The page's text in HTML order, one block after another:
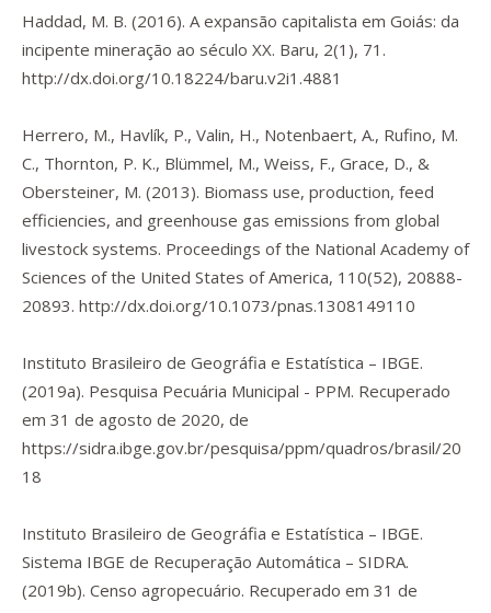
Haddad, M. B. (2016). A expansão capitalista em Goiás: da
incipente mineração ao século XX. Baru, 2(1), 71.
http://dx.doi.org/10.18224/baru.v2i1.4881
Herrero, M., Havlík, P., Valin, H., Notenbaert, A., Rufino, M.
C., Thornton, P. K., Blümmel, M., Weiss, F., Grace, D., &
Obersteiner, M. (2013). Biomass use, production, feed
efficiencies, and greenhouse gas emissions from global
livestock systems. Proceedings of the National Academy of
Sciences of the United States of America, 110(52), 20888-
20893. http://dx.doi.org/10.1073/pnas.1308149110
Instituto Brasileiro de Geográfia e Estatística – IBGE.
(2019a). Pesquisa Pecuária Municipal - PPM. Recuperado
em 31 de agosto de 2020, de
https://sidra.ibge.gov.br/pesquisa/ppm/quadros/brasil/20
18
Instituto Brasileiro de Geográfia e Estatística – IBGE.
Sistema IBGE de Recuperação Automática – SIDRA.
(2019b). Censo agropecuário. Recuperado em 31 de